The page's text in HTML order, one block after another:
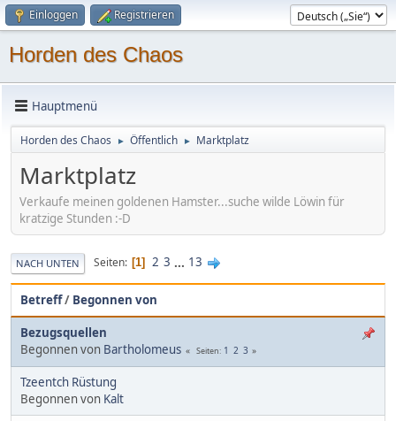
Einloggen Registrieren
Horden des Chaos
Hauptmenü
Horden des Chaos ► Öffentlich ► Marktplatz
Marktplatz
Verkaufe meinen goldenen Hamster...suche wilde Löwin für
kratzige Stunden :-D
NACH UNTEN Seiten 1 2 3 ... 13
Betreff/ Begonnen von
Bezugsquellen
Begonnen von Bartholomeus Seiten 1 2 3
Tzeentch Rüstung
Begonnen von Kalt